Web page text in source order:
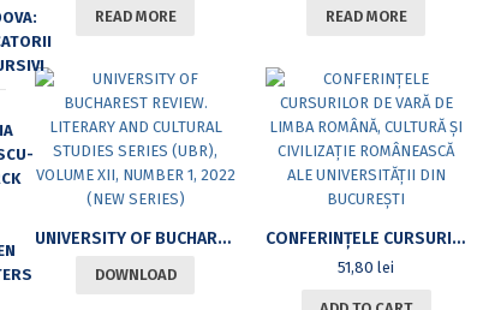
READ MORE READ MORE
UNIVERSITY OF BUCHAREST REVIEW. LITERARY AND CULTURAL STUDIES SERIES (UBR), VOLUME XII, NUMBER 1, 2022 (NEW SERIES)
DOWNLOAD
CONFERINȚELE CURSURILOR DE VARĂ DE LIMBA ROMÂNĂ, CULTURĂ ȘI CIVILIZAȚIE ROMÂNEASCĂ ALE UNIVERSITĂȚII DIN BUCUREȘTI
51,80lei